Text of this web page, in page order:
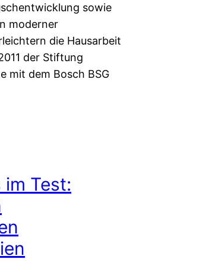
sowie
moderner
die Hausarbeit
der Stiftung
mit dem Bosch BSG
im Test: